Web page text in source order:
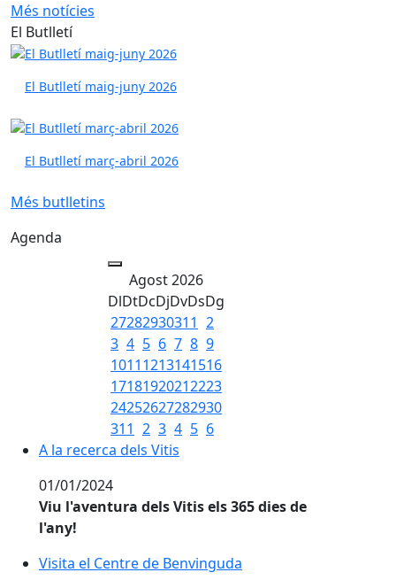
Més notícies
El Butlletí
El Butlletí maig-juny 2026
El Butlletí març-abril 2026
Més butlletins
Agenda
Agost 2026
DlDtDcDjDvDsDg
27282930311 2
3 4 5 6 7 8 9
10111213141516
17181920212223
24252627282930
311 2 3 4 5 6
A la recerca dels Vitis
A la recerca dels Vitis
01/01/2024
Viu l'aventura dels Vitis els 365 dies de
l'any!
Visita el Centre de Benvinguda
Visita el Centre de Benvinguda